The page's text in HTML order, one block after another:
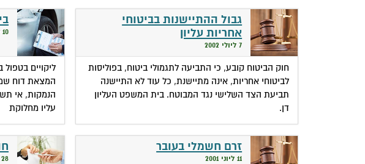
גבול ההתיישנות בביטוחי
אחריות עליון
7 ליולי 2002
חוק הביטוח קובע, כי התביעה לתגמולי ביטוח, בפוליסות
לביטוחי אחריות, אינה מתיישנת, כל עוד לא התיישנה
תביעת הצד השלישי נגד המבוטח. בית המשפט העליון
דן.
10 ליוני 2002
ליקויים
המצאת דוח
הנמקות, אי
עליו מחלוקת
זרם חשמלי בעובר
11 ליוני 2001 28 לאוקטובר 1998